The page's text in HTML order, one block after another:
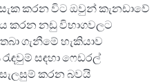
කරන විට ඔවුන් කැනඩාවේ
කරන නඩු විභාගවලට
ගැනීමේ හැකියාව
සඳහා ෆෙඩරල්
කරන බවයි